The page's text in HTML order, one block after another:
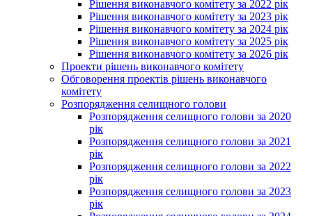
Рішення виконавчого комітету за 2022 рік
Рішення виконавчого комітету за 2023 рік
Рішення виконавчого комітету за 2024 рік
Рішення виконавчого комітету за 2025 рік
Рішення виконавчого комітету за 2026 рік
Проекти рішень виконавчого комітету
Обговорення проектів рішень виконавчого
комітету
Розпорядження селищного голови
Розпорядження селищного голови за 2020
рік
Розпорядження селищного голови за 2021
рік
Розпорядження селищного голови за 2022
рік
Розпорядження селищного голови за 2023
рік